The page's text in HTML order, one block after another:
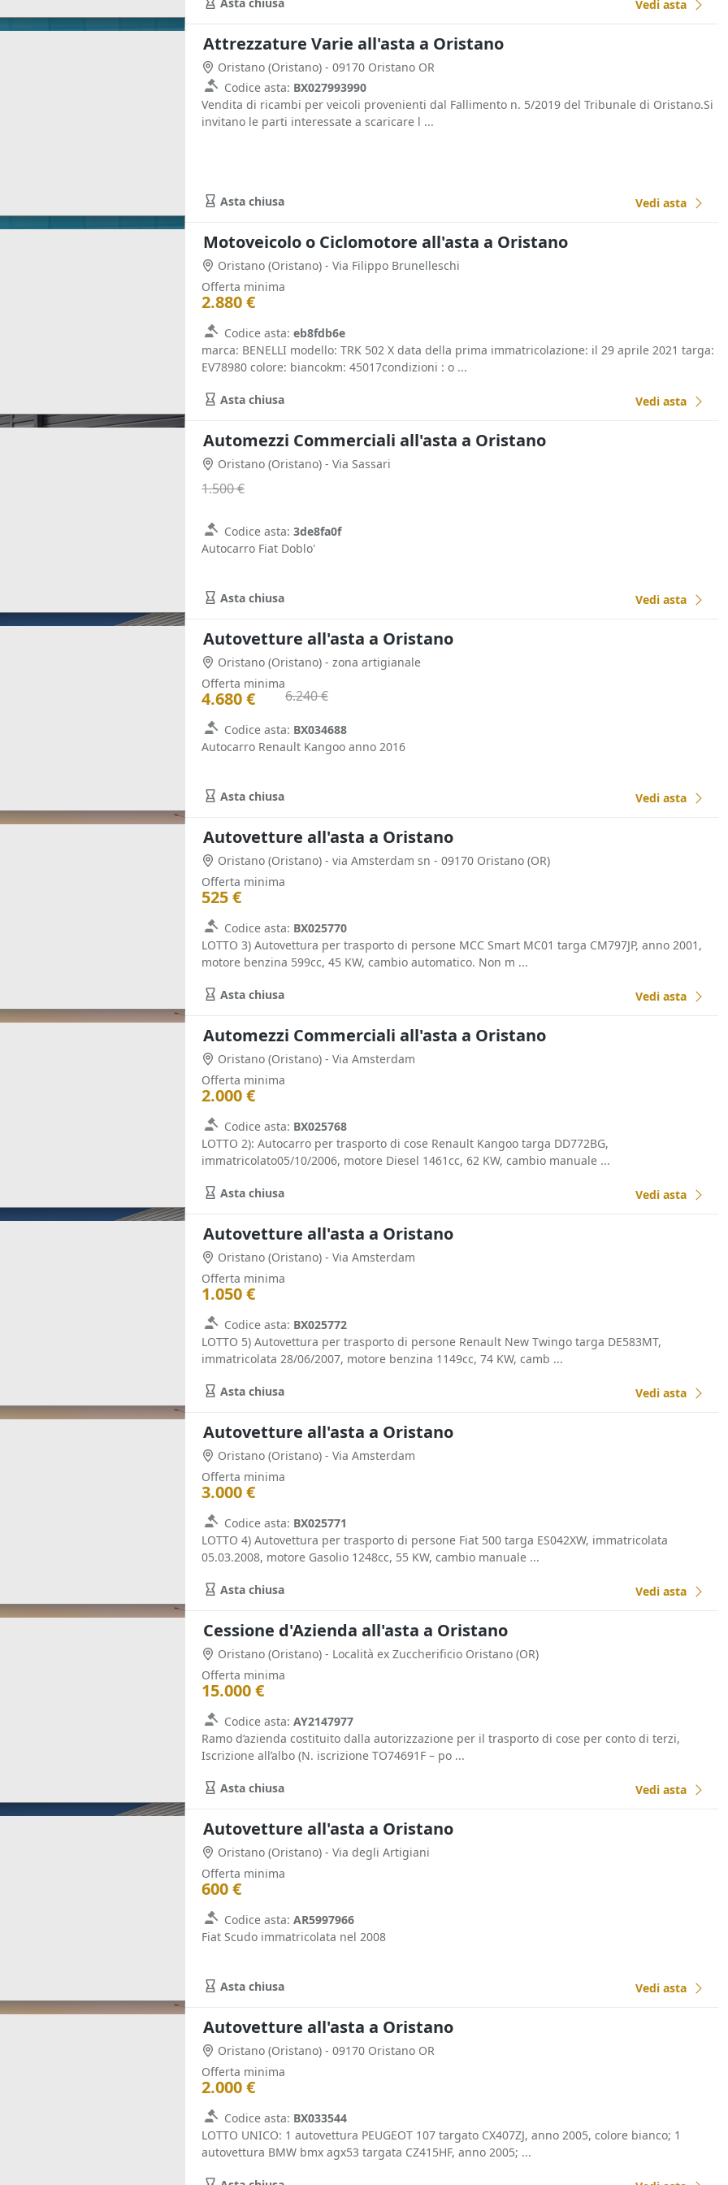
Vedi asta
Attrezzature Varie all'asta a Oristano
Oristano (Oristano) - 09170 Oristano OR
Codice asta: BX027993990
Vendita di ricambi per veicoli provenienti dal Fallimento n. 5/2019 del Tribunale di Oristano.Si
invitano le parti interessate a scaricare l ...
Asta chiusa Vedi asta
Motoveicolo o Ciclomotore all'asta a Oristano
Oristano (Oristano) - Via Filippo Brunelleschi
Offerta minima
2.880 €
Codice asta: eb8fdb6e
marca: BENELLI modello: TRK 502 X data della prima immatricolazione: il 29 aprile 2021 targa:
EV78980 colore: biancokm: 45017condizioni : o ...
Asta chiusa Vedi asta
Automezzi Commerciali all'asta a Oristano
Oristano (Oristano) - Via Sassari
1.500 €
Codice asta: 3de8fa0f
Autocarro Fiat Doblo'
Asta chiusa Vedi asta
Autovetture all'asta a Oristano
Oristano (Oristano) - zona artigianale
Offerta minima
4.680 € 6.240 €
Codice asta: BX034688
Autocarro Renault Kangoo anno 2016
Asta chiusa Vedi asta
Autovetture all'asta a Oristano
Oristano (Oristano) - via Amsterdam sn - 09170 Oristano (OR)
Offerta minima
525 €
Codice asta: BX025770
LOTTO 3) Autovettura per trasporto di persone MCC Smart MC01 targa CM797JP, anno 2001,
motore benzina 599cc, 45 KW, cambio automatico. Non m ...
Asta chiusa Vedi asta
Automezzi Commerciali all'asta a Oristano
Oristano (Oristano) - Via Amsterdam
Offerta minima
2.000 €
Codice asta: BX025768
LOTTO 2): Autocarro per trasporto di cose Renault Kangoo targa DD772BG,
immatricolato05/10/2006, motore Diesel 1461cc, 62 KW, cambio manuale ...
Asta chiusa Vedi asta
Autovetture all'asta a Oristano
Oristano (Oristano) - Via Amsterdam
Offerta minima
1.050 €
Codice asta: BX025772
LOTTO 5) Autovettura per trasporto di persone Renault New Twingo targa DE583MT,
immatricolata 28/06/2007, motore benzina 1149cc, 74 KW, camb ...
Asta chiusa Vedi asta
Autovetture all'asta a Oristano
Oristano (Oristano) - Via Amsterdam
Offerta minima
3.000 €
Codice asta: BX025771
LOTTO 4) Autovettura per trasporto di persone Fiat 500 targa ES042XW, immatricolata
05.03.2008, motore Gasolio 1248cc, 55 KW, cambio manuale ...
Asta chiusa Vedi asta
Cessione d'Azienda all'asta a Oristano
Oristano (Oristano) - Località ex Zuccherificio Oristano (OR)
Offerta minima
15.000 €
Codice asta: AY2147977
Ramo d’azienda costituito dalla autorizzazione per il trasporto di cose per conto di terzi,
Iscrizione all’albo (N. iscrizione TO74691F – po ...
Asta chiusa Vedi asta
Autovetture all'asta a Oristano
Oristano (Oristano) - Via degli Artigiani
Offerta minima
600 €
Codice asta: AR5997966
Fiat Scudo immatricolata nel 2008
Asta chiusa Vedi asta
Autovetture all'asta a Oristano
Oristano (Oristano) - 09170 Oristano OR
Offerta minima
2.000 €
Codice asta: BX033544
LOTTO UNICO: 1 autovettura PEUGEOT 107 targato CX407ZJ, anno 2005, colore bianco; 1
autovettura BMW bmx agx53 targata CZ415HF, anno 2005; ...